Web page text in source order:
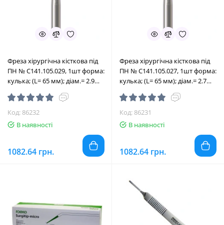
Фреза хірургічна кісткова під
ПН № C141.105.029, 1шт форма:
кулька; (L= 65 мм); діам.= 2.9
мм; роб.част.= 2.9 мм (Edenta/
Едента)
Код: 86232
В наявності
1082.64 грн.
Фреза хірургічна кісткова під
ПН № C141.105.027, 1шт форма:
кулька; (L= 65 мм); діам.= 2.7
мм; роб.част.= 2.7 мм (Edenta/
Едента)
Код: 86231
В наявності
1082.64 грн.